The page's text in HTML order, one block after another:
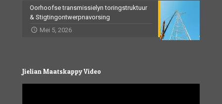
Oorhoofse transmissielyn toringstruktuur
& Stigtingontwerpnavorsing
Mei 5, 2026
Jielian Maatskappy Video